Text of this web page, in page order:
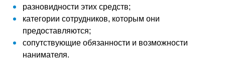
разновидности этих средств;
категории сотрудников, которым они
предоставляются;
сопутствующие обязанности и возможности
нанимателя.